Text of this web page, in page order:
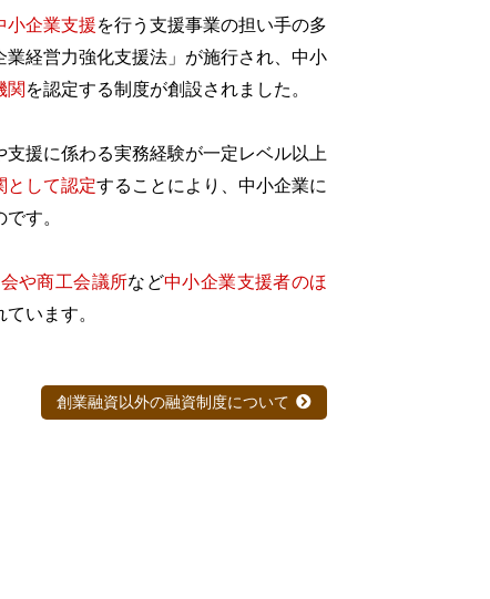
小企業支援を行う支援事業の担い手の多
経営力強化支援法」が施行され、中小
関 を認定する制度が創設されました。
援に係わる実務経験が一定レベル以上
として認定することにより、中小企業に
す。
や商工会議所など中小企業支援者のほ
います。
創業融資以外の融資制度について